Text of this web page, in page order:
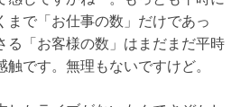
まで「お仕事の数」だけであっ
る「お客様の数」はまだまだ平時
触です。無理もないですけど。